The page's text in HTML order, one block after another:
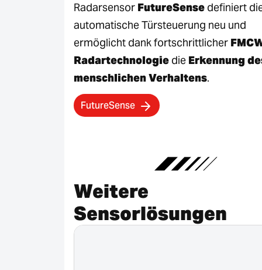
Radarsensor FutureSense definiert
automatische Türsteuerung neu und
ermöglicht dank fortschrittlicher
Radartechnologie die Erkennung
menschlichen Verhaltens.
FutureSense
Weitere
Sensorlösungen